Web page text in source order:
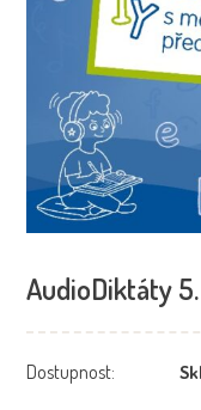
AudioDiktáty
Dostupnost: